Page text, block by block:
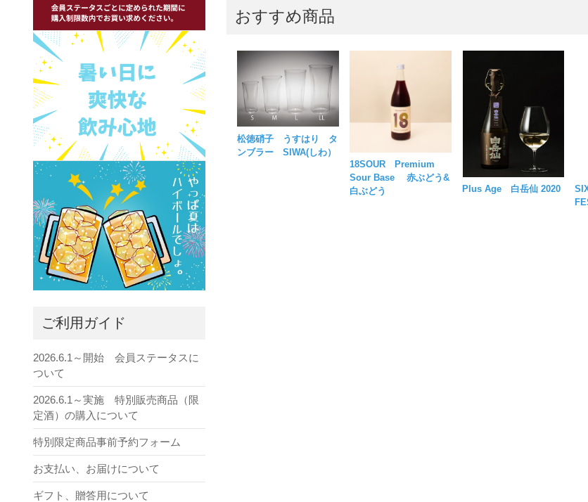
おすすめ商品
松徳硝子 うすはり タ
ンブラー SIWA(しわ）
18SOUR Premium
Sour Base 赤ぶどう&
白ぶどう
Plus Age 白岳仙 2020
ご利用ガイド
2026.6.1～開始 会員ステータスに
ついて
2026.6.1～実施 特別販売商品（限
定酒）の購入について
特別限定商品事前予約フォーム
お支払い、お届けについて
ギフト、贈答用について